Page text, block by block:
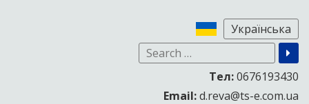
Тел:0676193430
Email:d.reva@ts-e.com.ua